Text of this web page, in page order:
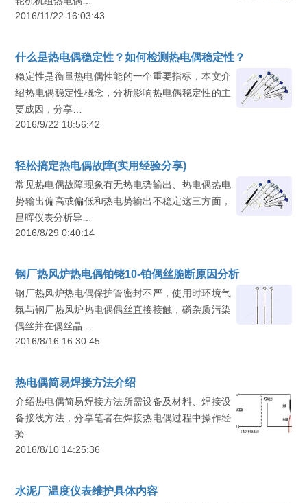
2016/11/22 16:03:43
什么是热电偶稳定性？如何检测热电偶稳定性？
稳定性是衡量热电偶性能的一个重要指标，​本文介
绍热电偶稳定性概念，分析影响热电偶稳定性的主
要成因，分享…
2016/9/22 18:56:42
轻松搞定热电偶故障(实用经验分享)
常见热电偶故障现象有无热电势输出、热电偶热电
势输出偏高或偏低和热电势输出不稳定这三方面，
昌晖仪表分析导…
2016/8/29 0:40:14
钢厂热风炉热电偶铂铑10-铂偶丝脆断原因分析
钢厂热风炉热电偶保护管密封不严，使用时环境气
氛与钢厂热风炉热电偶偶丝直接接触，磷杂质污染
偶丝并在偶丝晶…
2016/8/16 16:30:45
热电偶简易焊接方法介绍
介绍热电偶简易焊接方法所需设备及材料、焊接设
备接线方法，分享笔者在焊接热电偶过程中操作经
验
2016/8/10 14:25:36
水泥厂温度仪表维护具体内容